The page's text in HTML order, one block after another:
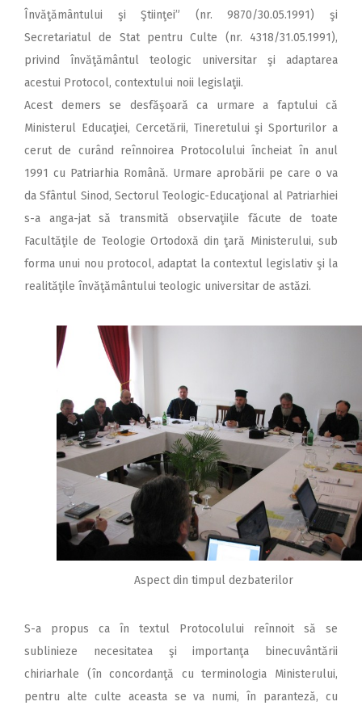
Învăţământului şi Ştiinţei” (nr. 9870/30.05.1991) şi
Secretariatul de Stat pentru Culte (nr. 4318/31.05.1991),
privind învăţământul teologic universitar şi adaptarea
acestui Protocol, contextului noii legislaţii.
Acest demers se desfăşoară ca urmare a faptului că
Ministerul Educaţiei, Cercetării, Tineretului şi Sporturilor a
cerut de curând reînnoirea Protocolului încheiat în anul
1991 cu Patriarhia Română. Urmare aprobării pe care o va
da Sfântul Sinod, Sectorul Teologic-Educaţional al Patriarhiei
s-a anga-jat să transmită observaţiile făcute de toate
Facultăţile de Teologie Ortodoxă din ţară Ministerului, sub
forma unui nou protocol, adaptat la contextul legislativ şi la
realităţile învăţământului teologic universitar de astăzi.
Aspect din timpul dezbaterilor
S-a propus ca în textul Protocolului reînnoit să se
sublinieze necesitatea şi importanţa binecuvântării
chiriarhale (în concordanţă cu terminologia Ministerului,
pentru alte culte aceasta se va numi, în paranteză, cu